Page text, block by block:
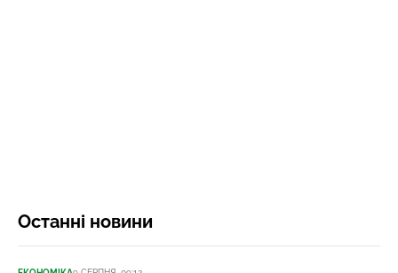
Останні новини